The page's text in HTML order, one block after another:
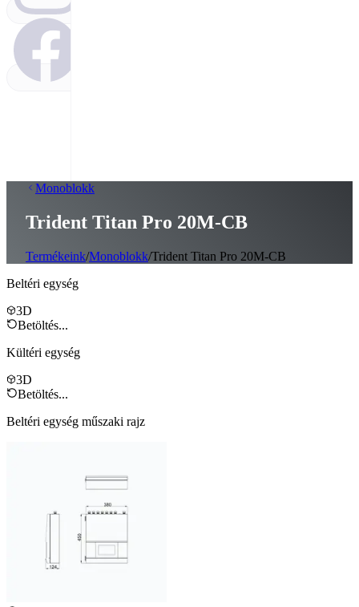
Monoblokk
Trident Titan Pro 20M‑CB
Termékeink/Monoblokk/Trident Titan Pro 20M-CB
Beltéri egység
3D
Betöltés...
Kültéri egység
3D
Betöltés...
Beltéri egység műszaki rajz